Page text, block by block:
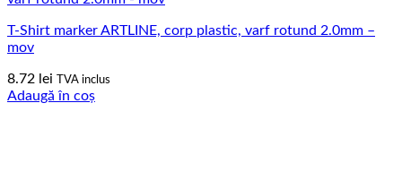
T-Shirt marker ARTLINE, corp plastic, varf rotund 2.0mm –
mov
8.72 lei TVA inclus
Adaugă în coș